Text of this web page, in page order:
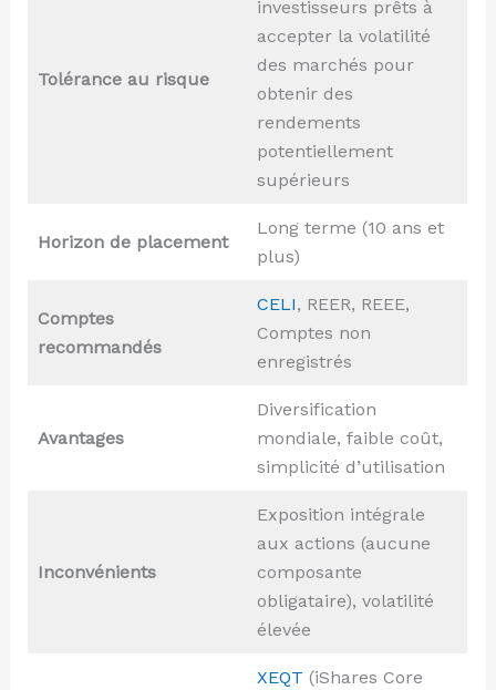
Tolérance au risque
investisseurs prêts à
accepter la volatilité
des marchés pour
obtenir des
rendements
potentiellement
supérieurs
Horizon de placement
Long terme (10 ans et
plus)
Comptes
recommandés
CELI, REER, REEE,
Comptes non
enregistrés
Avantages
Diversification
mondiale, faible coût,
simplicité d’utilisation
Inconvénients
Exposition intégrale
aux actions (aucune
composante
obligataire), volatilité
élevée
XEQT (iShares Core